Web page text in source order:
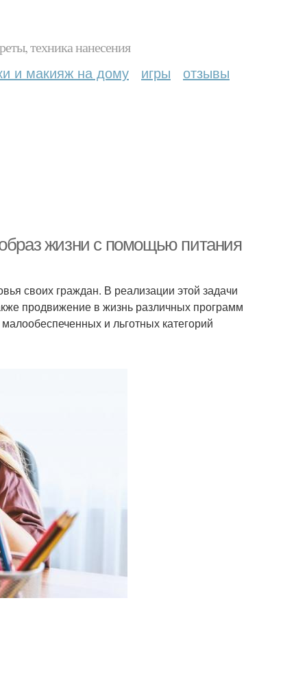
техника нанесения
и макияж на дому игры отзывы
жизни с помощью питания
своих граждан. В реализации этой задачи
продвижение в жизнь различных программ
и льготных категорий